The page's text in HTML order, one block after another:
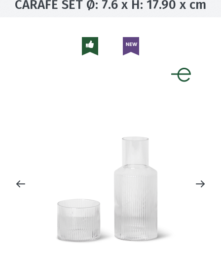
CARAFE SET Ø: 7.6 x H: 17.90 x cm